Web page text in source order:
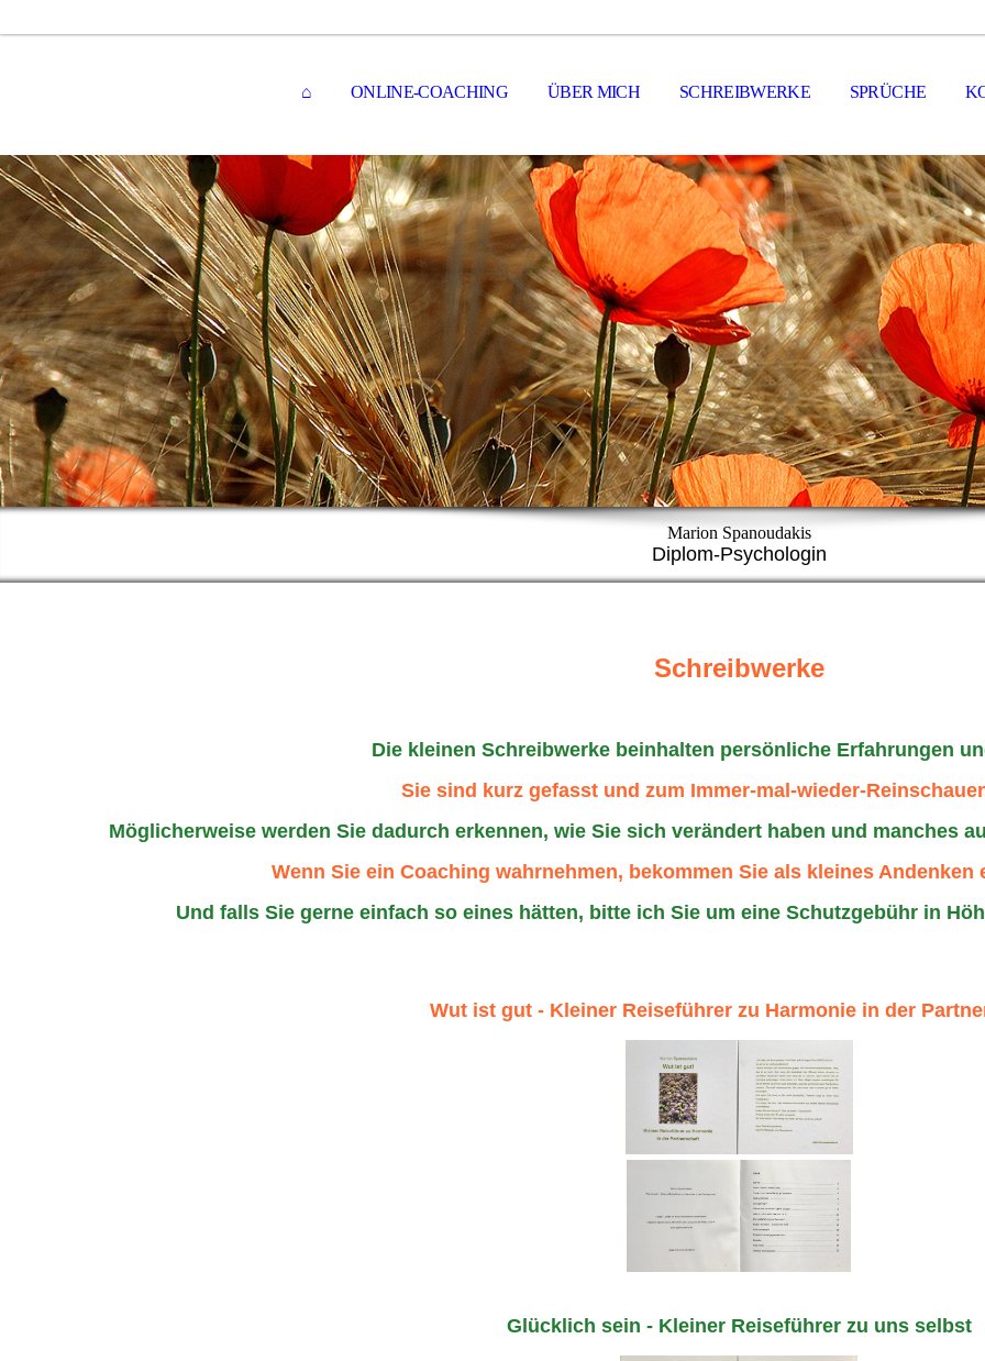
⌂ ONLINE-COACHING ÜBER MICH SCHREIBWERKE SPRÜCHE
Marion Spanoudakis
Diplom-Psychologin
Schreibwerke
Die kleinen Schreibwerke beinhalten persönliche Erfahrungen
Sie sind kurz gefasst und zum Immer-mal-wieder-
Möglicherweise werden Sie dadurch erkennen, wie Sie sich verändert haben und manches
Wenn Sie ein Coaching wahrnehmen, bekommen Sie als kleines
Und falls Sie gerne einfach so eines hätten, bitte ich Sie um eine Schutzgebühr in
Wut ist gut - Kleiner Reiseführer zu Harmonie in der
Glücklich sein - Kleiner Reiseführer zu uns selbst